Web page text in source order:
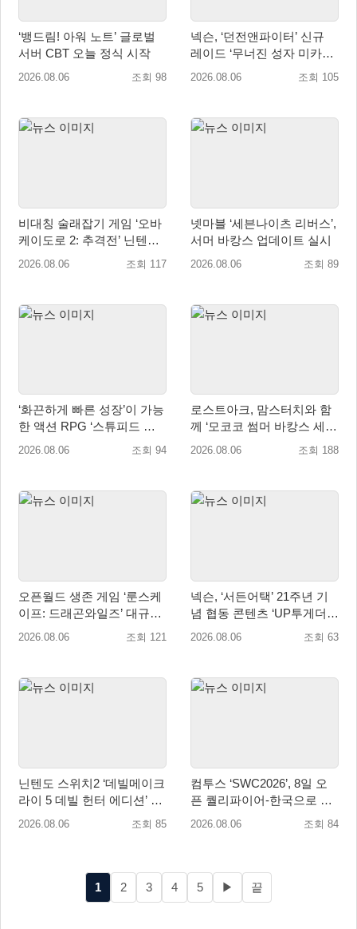
‘뱅드림! 아워 노트’ 글로벌
서버 CBT 오늘 정식 시작
2026.08.06 조회 98
넥슨, ‘던전앤파이터’ 신규
레이드 ‘무너진 성자 미카엘
라’ 업데이트!
2026.08.06 조회 105
비대칭 술래잡기 게임 ‘오바
케이도로 2: 추격전’ 닌텐도
eShop 출시
2026.08.06 조회 117
넷마블 ‘세븐나이츠 리버스’,
서머 바캉스 업데이트 실시
2026.08.06 조회 89
‘화끈하게 빠른 성장’이 가능
한 액션 RPG ‘스튜피드 네
버 다이즈’ 패키지판 예약판
2026.08.06 조회 94
로스트아크, 맘스터치와 함
께 ‘모코코 썸머 바캉스 세
트’ 출시
2026.08.06 조회 188
오픈월드 생존 게임 ‘룬스케
이프: 드래곤와일즈’ 대규모
유저 편의성 개선 및 사이드
2026.08.06 조회 121
넥슨, ‘서든어택’ 21주년 기
념 협동 콘텐츠 ‘UP투게더’
업데이트
2026.08.06 조회 63
닌텐도 스위치2 ‘데빌메이크
라이 5 데빌 헌터 에디션’ 패
키지 제품 8월 7일 예약판매
2026.08.06 조회 85
컴투스 ‘SWC2026’, 8일 오
픈 퀄리파이어-한국으로 시
즌 개막!
2026.08.06 조회 84
1 2 3 4 5 ▶ 끝